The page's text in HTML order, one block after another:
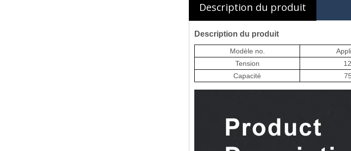
Description du produit
Description du produit
Modèle no.
Tension
12
Capacité
75